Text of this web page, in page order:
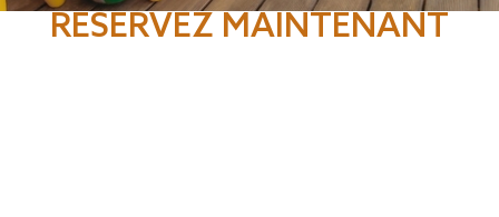
RÉSERVEZ MAINTENANT